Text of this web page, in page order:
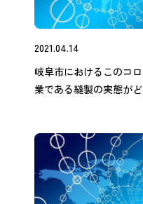
2021.04.14
岐阜市におけるこのコ
業である縫製の実態が